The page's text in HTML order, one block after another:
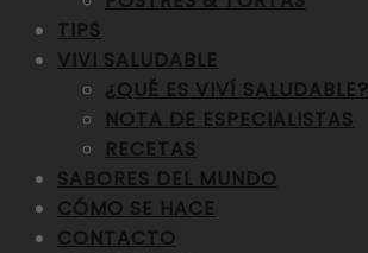
TIPS
VIVI SALUDABLE
¿QUÉ ES VIVÍ SALUDABLE?
NOTA DE ESPECIALISTAS
RECETAS
SABORES DEL MUNDO
CÓMO SE HACE
CONTACTO